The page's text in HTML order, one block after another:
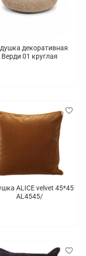
декоративная
Верди 01 круглая
ALICE velvet 45*45
AL4545/